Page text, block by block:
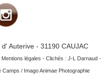
Auterive - 31190 CAUJAC
légales - Clichés : J-L Darnaud -
/ Imago Animae Photographie